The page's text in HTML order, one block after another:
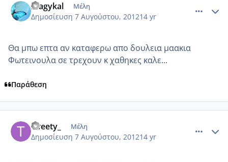
magykal Μέλη
Δημοσίευση 7 Αυγούστου, 201214 yr
Θα μπω επτα αν καταφερω απο δουλεια μαακια
Φωτεινουλα σε τρεχουν κ χαθηκες καλε...
Παράθεση
tweety_ Μέλη
Δημοσίευση 7 Αυγούστου, 201214 yr